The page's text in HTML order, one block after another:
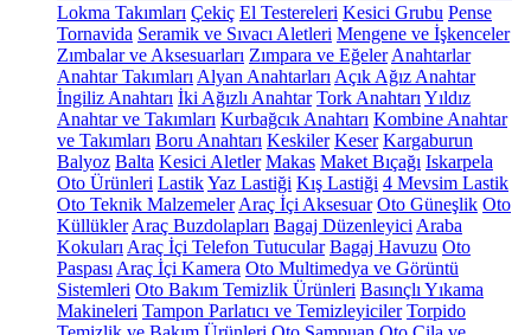
Lokma Takımları Çekiç El Testereleri Kesici Grubu Pense
Tornavida Seramik ve Sıvacı Aletleri Mengene ve İşkenceler
Zımbalar ve Aksesuarları Zımpara ve Eğeler Anahtarlar
Anahtar Takımları Alyan Anahtarları Açık Ağız Anahtar
İngiliz Anahtarı İki Ağızlı Anahtar Tork Anahtarı Yıldız
Anahtar ve Takımları Kurbağcık Anahtarı Kombine Anahtar
ve Takımları Boru Anahtarı Keskiler Keser Kargaburun
Balyoz Balta Kesici Aletler Makas Maket Bıçağı Iskarpela
Oto Ürünleri LastikYaz Lastiği Kış Lastiği 4 Mevsim Lastik
Oto Teknik Malzemeler Araç İçi Aksesuar Oto Güneşlik Oto
Küllükler Araç Buzdolapları Bagaj Düzenleyici Araba
Kokuları Araç İçi Telefon Tutucular Bagaj Havuzu Oto
Paspası Araç İçi Kamera Oto Multimedya ve Görüntü
Sistemleri Oto Bakım Temizlik Ürünleri Basınçlı Yıkama
Makineleri Tampon Parlatıcı ve Temizleyiciler Torpido